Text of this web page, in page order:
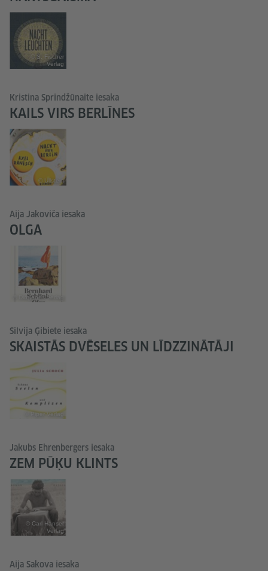
© S. Fischer
Verlag
Kristina Sprindžūnaite iesaka
KAILS VIRS BERLĪNES
© Ullstein
Aija Jakoviča iesaka
OLGA
© Diogenes Verlag
Silvija Ģibiete iesaka
SKAISTĀS DVĒSELES UN LĪDZZINĀTĀJI
© Piper Verlag
Jakubs Ehrenbergers iesaka
ZEM PŪĶU KLINTS
© Carl Hanser
Verlag
Aija Sakova iesaka